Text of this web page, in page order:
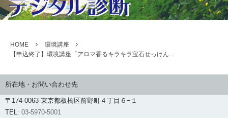
HOME
環境講座
【申込終了】環境講座「アロマ香るキラキラ宝石せっけん...
所在地・お問い合わせ先
〒174-0063 東京都板橋区前野町４丁目６−１
TEL: 03-5970-5001